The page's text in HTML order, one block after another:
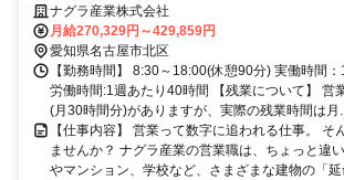
祝)■資格手当MAX4万円
ナグラ産業株式会社
月給270,329円～429,859円
愛知県名古屋市北区
【勤務時間】 8:30～18:00(休憩90分) 実働時間
労働時間:1週あたり40時間 【残業について】 営
(月30時間分)がありますが、実際の残業時間は月
【仕事内容】 営業って数字に追われる仕事。 そ
ませんか？ ナグラ産業の営業職は、ちょっと違
やマンション、学校など、さまざまな建物の「